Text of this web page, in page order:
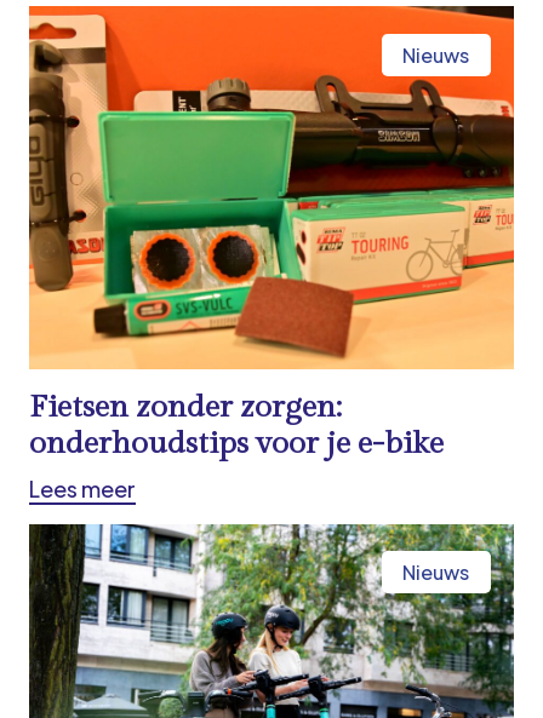
Nieuws
Fietsen zonder zorgen:
onderhoudstips voor je e-bike
Lees meer
Nieuws